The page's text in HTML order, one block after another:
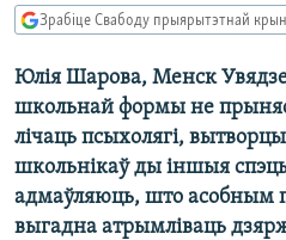
Перайсьці
пошуку
ВАЙНА
БЕЛАРУСЫ НА ВАЙНЕ
ПАЛІТВЯЗЬНІ
КУЛЬТУРА
КАЛЯНДАР
КНІГІ
АЎДЫЁКНІГІ
МОВА
НА ХВАЛЯХ СВАБОДЫ
FACEBOOK
TWITTER
Усе сайты РС/РСЭ
Зрабіце Свабоду прыярытэтнай
Юлія Шарова, Менск
школьнай формы не
лічаць псыхолягі,
школьнікаў ды іншыя
адмаўляюць, што асобным
выгадна атрымліваць